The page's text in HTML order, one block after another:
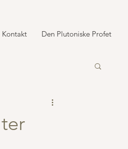
Kontakt Den Plutoniske Profet